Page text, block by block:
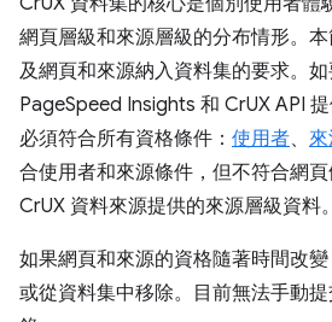
網頁層級和來源層級的分布情形。
及網頁和來源納入資料集的要求。
PageSpeed Insights 和 CrUX API
必須符合所有資格條件： 使用者、
合使用者和來源條件，但不符合網
CrUX 資料來源提供的來源層級資料。
如果網頁和來源的資格隨著時間改
或從資料集中移除。目前無法手動